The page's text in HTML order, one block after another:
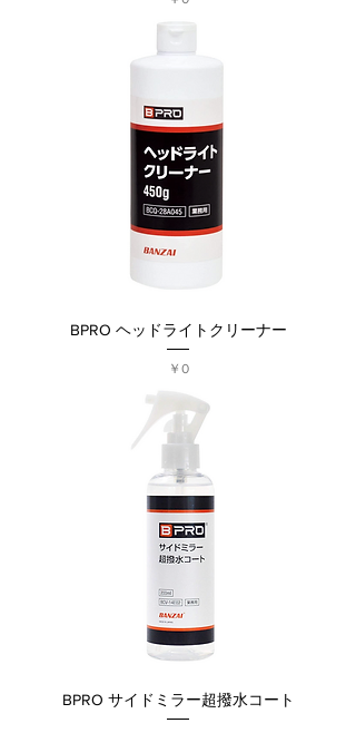
BPRO ヘッドライトクリーナー
価格
￥0
BPRO サイドミラー超撥水コート